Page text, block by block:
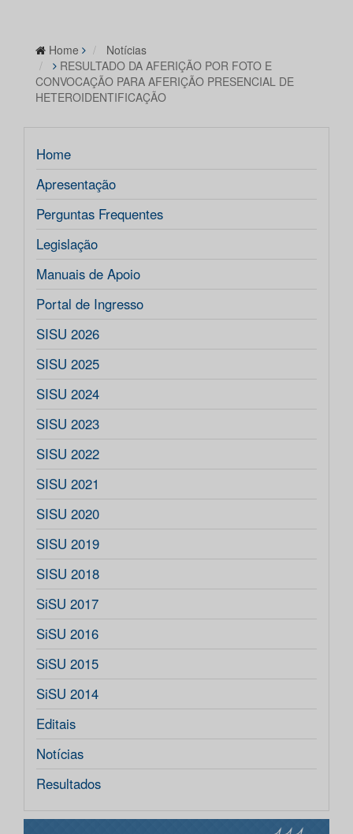
Home
Notícias
RESULTADO DA AFERIÇÃO POR FOTO E
CONVOCAÇÃO PARA AFERIÇÃO PRESENCIAL DE
HETEROIDENTIFICAÇÃO
Home
Apresentação
Perguntas Frequentes
Legislação
Manuais de Apoio
Portal de Ingresso
SISU 2026
SISU 2025
SISU 2024
SISU 2023
SISU 2022
SISU 2021
SISU 2020
SISU 2019
SISU 2018
SiSU 2017
SiSU 2016
SiSU 2015
SiSU 2014
Editais
Notícias
Resultados